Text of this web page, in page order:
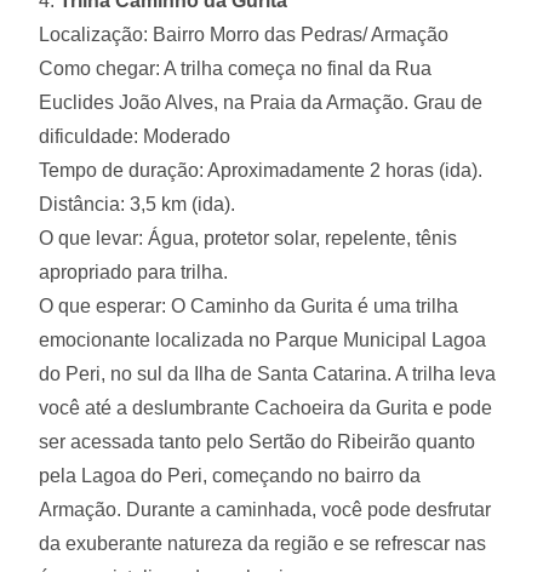
Localização: Bairro Morro das Pedras/ Armação
Como chegar: A trilha começa no final da Rua
Euclides João Alves, na Praia da Armação. Grau de
dificuldade: Moderado
Tempo de duração: Aproximadamente 2 horas (ida).
Distância: 3,5 km (ida).
O que levar: Água, protetor solar, repelente, tênis
apropriado para trilha.
O que esperar: O Caminho da Gurita é uma trilha
emocionante localizada no Parque Municipal Lagoa
do Peri, no sul da Ilha de Santa Catarina. A trilha leva
você até a deslumbrante Cachoeira da Gurita e pode
ser acessada tanto pelo Sertão do Ribeirão quanto
pela Lagoa do Peri, começando no bairro da
Armação. Durante a caminhada, você pode desfrutar
da exuberante natureza da região e se refrescar nas